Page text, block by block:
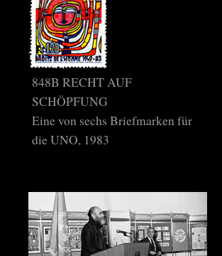
848B RECHT AUF
SCHÖPFUNG
Eine von sechs Briefmarken für
die UNO, 1983